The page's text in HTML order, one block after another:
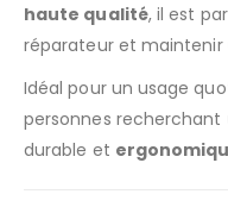
haute qualité, il est
réparateur et maintenir
Idéal pour un usage
personnes recherchant
durable et